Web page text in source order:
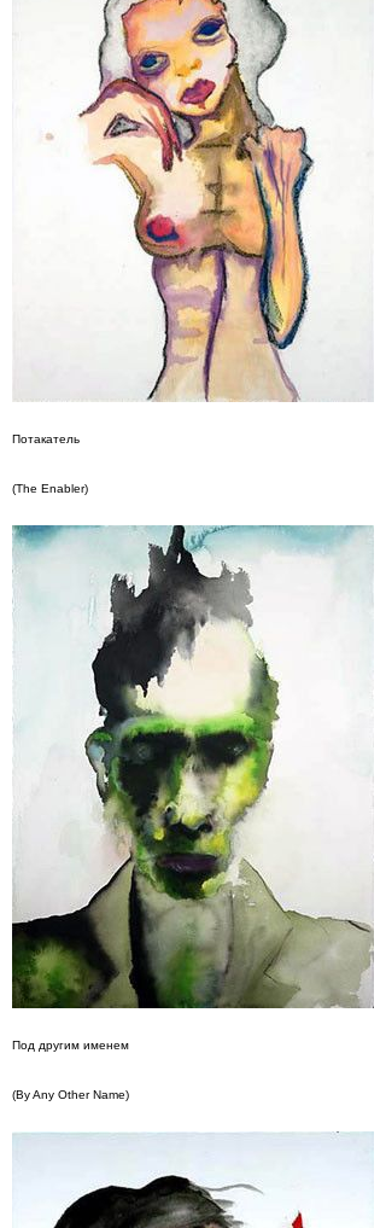
Потакатель
(The Enabler)
Под другим именем
(By Any Other Name)